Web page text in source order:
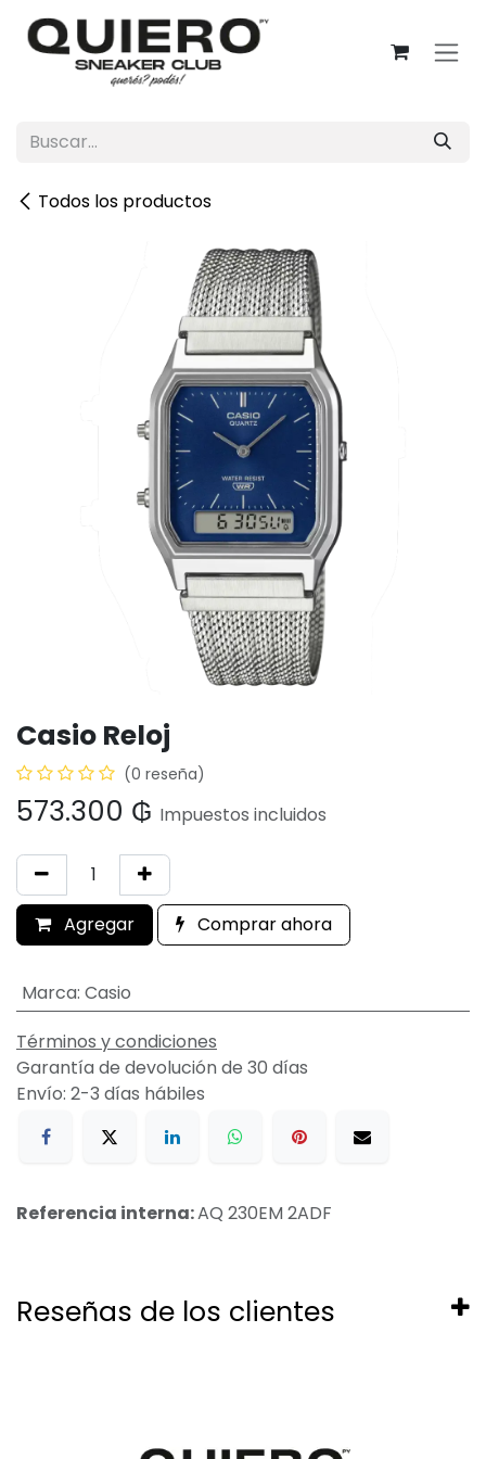
Ir al contenido
Todos los productos
Casio Reloj
(0 reseña)
573.300 ₲ Impuestos incluidos
Agregar Comprar ahora
Marca: Casio
Términos y condiciones
Garantía de devolución de 30 días
Envío: 2-3 días hábiles
Referencia interna:AQ 230EM 2ADF
Reseñas de los clientes